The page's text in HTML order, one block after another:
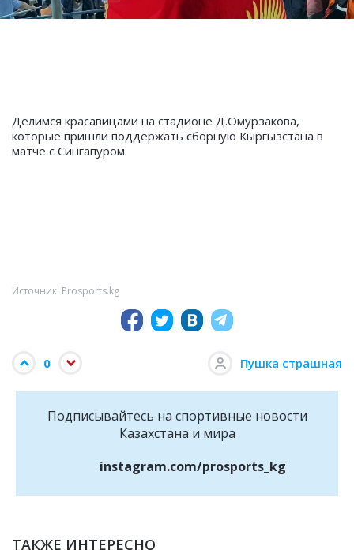
Делимся красавицами на стадионе Д.Омурзакова,
которые пришли поддержать сборную Кыргызстана в
матче с Сингапуром.
Источник: Prosports.kg
0 Пушка страшная
Подписывайтесь на cпортивные новости
Казахстана и мира
instagram.com/prosports_kg
ТАКЖЕ ИНТЕРЕСНО